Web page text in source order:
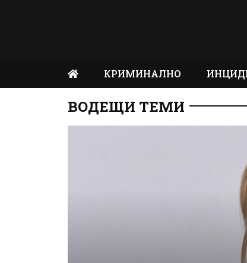
КРИМИНАЛНО
ВОДЕЩИ ТЕМИ